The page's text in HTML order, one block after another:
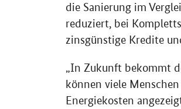
die Sanierung im
reduziert, bei
zinsgünstige Kredite
„In Zukunft bekommt
können viele
Energiekosten